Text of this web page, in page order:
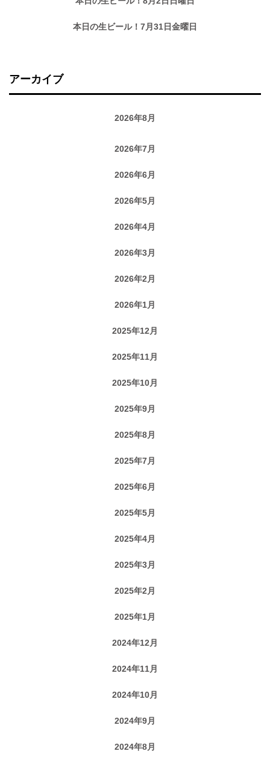
本日の生ビール！7月31日金曜日
アーカイブ
2026年8月
2026年7月
2026年6月
2026年5月
2026年4月
2026年3月
2026年2月
2026年1月
2025年12月
2025年11月
2025年10月
2025年9月
2025年8月
2025年7月
2025年6月
2025年5月
2025年4月
2025年3月
2025年2月
2025年1月
2024年12月
2024年11月
2024年10月
2024年9月
2024年8月